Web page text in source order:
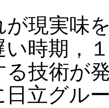
実味を
い時期，
る技術が
日立グル